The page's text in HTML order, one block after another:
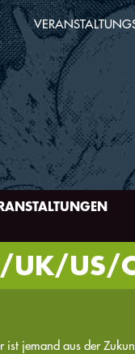
UK/US/
ist jemand aus der